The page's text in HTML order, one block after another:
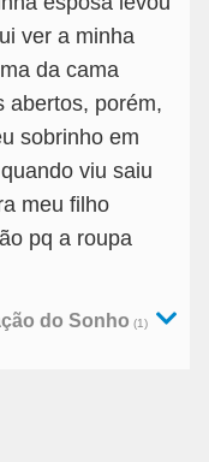
ver a minha
da cama
abertos, porém,
sobrinho em
viu saiu
meu filho
pq a roupa
do Sonho (1)